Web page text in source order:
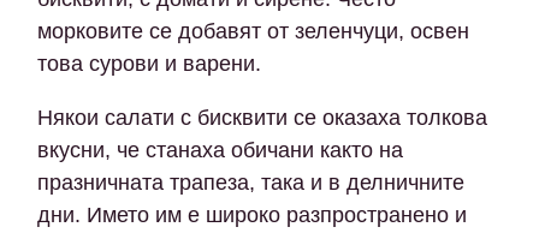
морковите се добавят от зеленчуци, освен
това сурови и варени.
Някои салати с бисквити се оказаха толкова
вкусни, че станаха обичани както на
празничната трапеза, така и в делничните
дни. Името им е широко разпространено и